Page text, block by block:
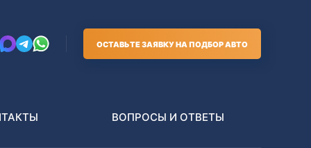
ОСТАВЬТЕ ЗАЯВКУ НА ПОДБОР АВТО
ВОПРОСЫ И ОТВЕТЫ